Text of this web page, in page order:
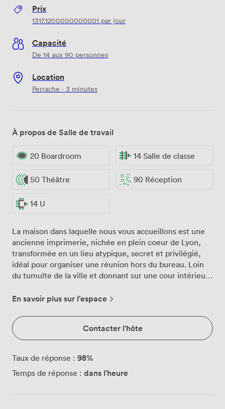
Prix
1317.1200000000001 par jour
Capacité
De 14 aux 90 personnes
Location
Perrache · 3 minutes
À propos de Salle de travail
20 Boardroom 14 Salle de classe
50 Théâtre 90 Réception
14 U
La maison dans laquelle nous vous accueillons est une
ancienne imprimerie, nichée en plein coeur de Lyon,
transformée en un lieu atypique, secret et privilégié,
idéal pour organiser une réunion hors du bureau. Loin
du tumulte de la ville et donnant sur une cour intérieure
événements: séminaire, réunion, formation,
produit, conférence… Grâce à sa décoration colorée et
lumineuse, la location de cet espace vous permet de
travailler, échanger, réfléchir, partager, vous restaurer
En savoir plus sur l'espace
Contacter l'hôte
Taux de réponse : 98%
Temps de réponse : dans l'heure